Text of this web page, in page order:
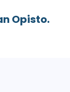
Opisto.